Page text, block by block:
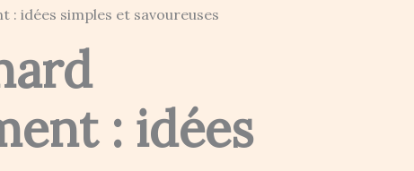
idées simples et savoureuses
: idées